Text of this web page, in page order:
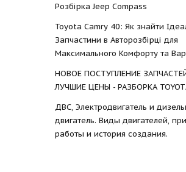
Розбірка Jeep Compass
Toyota Camry 40: Як знайти
Запчастини в Авторозбірці для
Максимального Комфорту та
НОВОЕ ПОСТУПЛЕНИЕ
ЛУЧШИЕ ЦЕНЫ - РАЗБОРКА
ДВС, Электродвигатель и
двигатель. Виды двигателей,
работы и история создания.